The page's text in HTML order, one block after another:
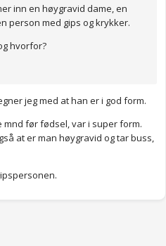
inn en høygravid dame, en
person med gips og krykker.
hvorfor?
jeg med at han er i god form.
mnd før fødsel, var i super form.
at er man høygravid og tar buss,